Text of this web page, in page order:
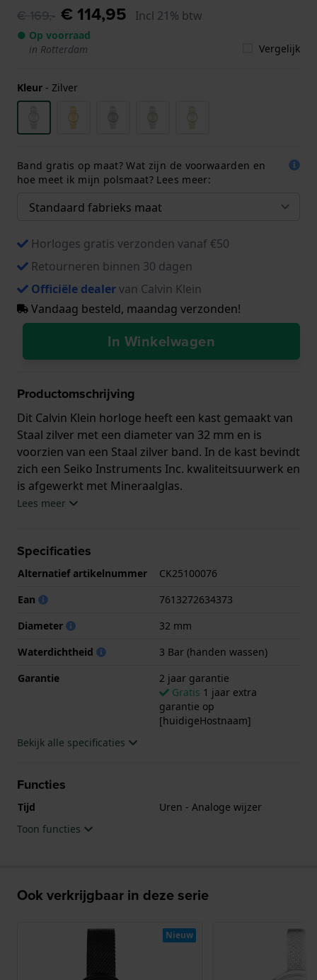
€ 169,- € 114,95 Incl 21% btw
● Op voorraad
in Rotterdam
Vergelijk
Kleur - Zilver
Band gratis op maat? Wat zijn de voorwaarden en
hoe meet ik mijn polsmaat? Lees meer:
Horloges gratis verzonden vanaf €50
Retourneren binnen 30 dagen
Officiële dealervan Calvin Klein
Vandaag besteld, maandag verzonden!
In Winkelwagen
Productomschrijving
Dit Calvin Klein horloge heeft een kast gemaakt van
Staal zilver met een diameter van 32 mm en is
voorzien van een Staal zilver band. In de kast bevindt
zich een Seiko Instruments Inc. kwaliteitsuurwerk en
is afgewerkt met Mineraalglas.
geleverd met 2 jaar garantie.
Lees meer
Specificaties
Alternatief artikelnummer
CK25100076
Ean
7613272634373
Diameter
32 mm
Waterdichtheid
3 Bar (handen wassen)
Garantie
2 jaar garantie
Gratis 1 jaar extra
garantie op
[huidigeHostnaam]
Bekijk alle specificaties
Functies
Tijd
Uren - Analoge wijzer
Toon functies
Ook verkrijgbaar in deze serie
Nieuw